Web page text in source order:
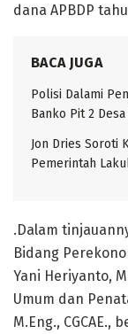
dana APBDP
BACA JUGA
Polisi Dalami
Banko Pit 2
Jon Dries Soroti
Pemerintah
.Dalam
Bidang
Yani Heriyanto,
Umum dan
M.Eng.,